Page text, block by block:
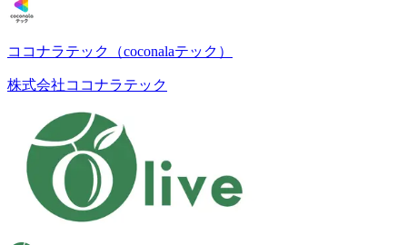
ココナラテック（coconalaテック）
株式会社ココナラテック